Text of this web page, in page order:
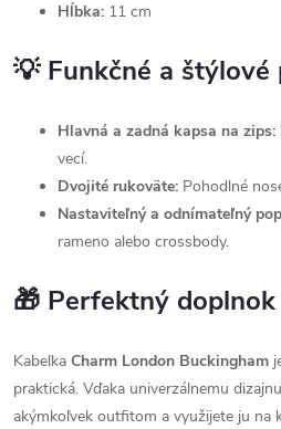
Hĺbka: 11 cm
💡 Funkčné a štýlové
Hlavná a zadná kapsa na zips:
vecí.
Dvojité rukoväte: Pohodlné
Nastaviteľný a odnímateľný
rameno alebo crossbody.
🎁 Perfektný
Kabelka Charm London Buckingham
praktická. Vďaka univerzálnemu
akýmkoľvek outfitom a využijete ju na